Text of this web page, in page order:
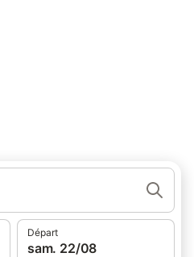
Départ
sam. 22/08